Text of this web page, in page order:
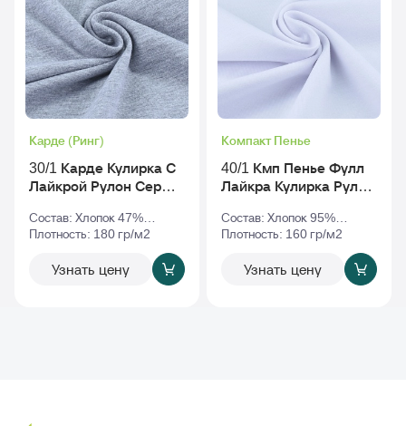
Карде (Ринг)
30/1 Карде Кулирка С
Лайкрой Рулон Серый-
Состав: Хлопок 47%
Полиэстер 47% Эластан
Плотность: 180 гр/м2
Узнать цену
Компакт Пенье
40/1 Кмп Пенье Фулл
Лайкра Кулирка Рулон
Состав: Хлопок 95%
Эластан 5%
Плотность: 160 гр/м2
Узнать цену